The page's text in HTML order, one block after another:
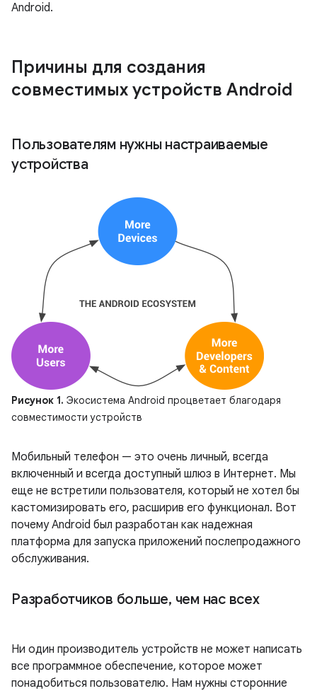
Android.
Причины для создания
совместимых устройств Android
Пользователям нужны настраиваемые
устройства
Рисунок 1. Экосистема Android процветает благодаря
совместимости устройств
Мобильный телефон — это очень личный, всегда
включенный и всегда доступный шлюз в Интернет. Мы
еще не встретили пользователя, который не хотел бы
кастомизировать его, расширив его функционал. Вот
почему Android был разработан как надежная
платформа для запуска приложений послепродажного
обслуживания.
Разработчиков больше, чем нас всех
Ни один производитель устройств не может написать
все программное обеспечение, которое может
понадобиться пользователю. Нам нужны сторонние